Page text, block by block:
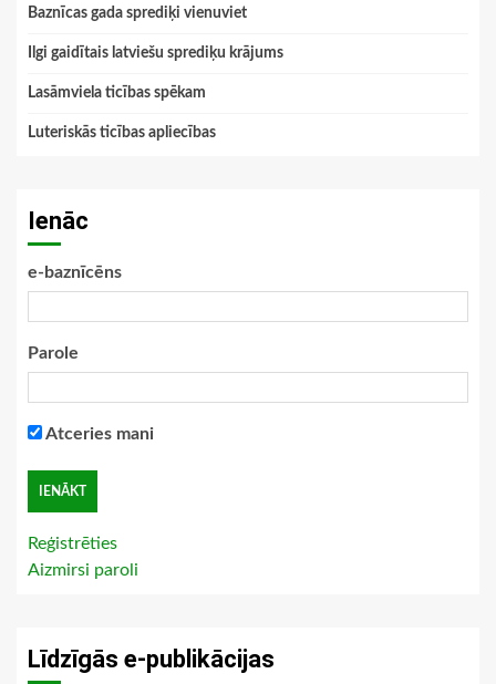
Baznīcas gada sprediķi vienuviet
Ilgi gaidītais latviešu sprediķu krājums
Lasāmviela ticības spēkam
Luteriskās ticības apliecības
Ienāc
e-baznīcēns
Parole
Atceries mani
Reģistrēties
Aizmirsi paroli
Līdzīgās e-publikācijas